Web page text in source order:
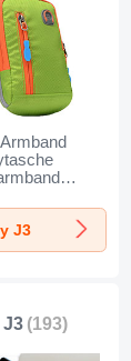
A10 für
Galaxy
J3
J3 (193)